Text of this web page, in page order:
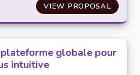
VIEW PROPOSAL
plateforme globale pour
intuitive